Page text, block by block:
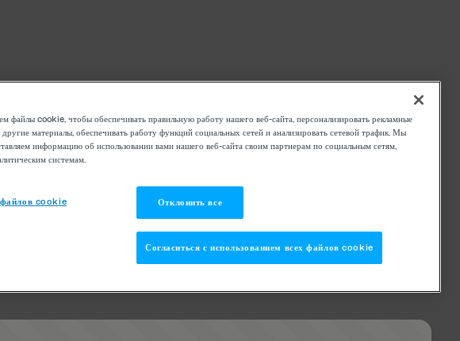
файлы cookie, чтобы обеспечивать правильную работу нашего веб-сайта, персонализировать рекламные
другие материалы, обеспечивать работу функций социальных сетей и анализировать сетевой трафик. Мы
информацию об использовании вами нашего веб-сайта своим партнерам по социальным сетям,
системам.
cookie Отклонить все
Согласиться с использованием всех файлов cookie